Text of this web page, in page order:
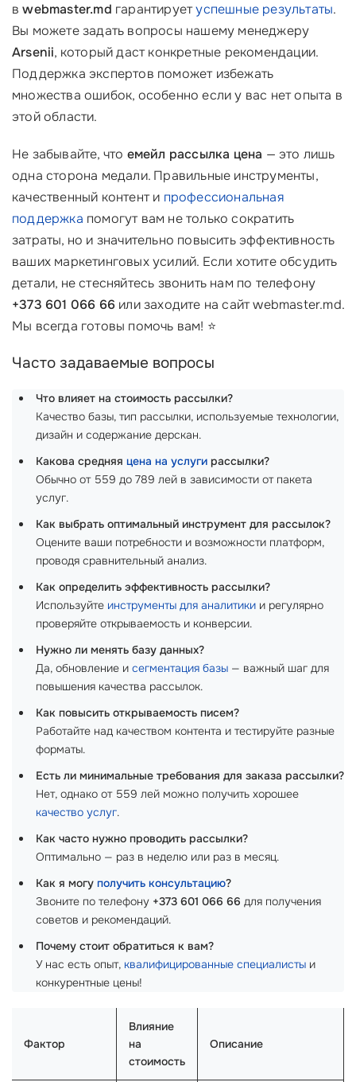
вwebmaster.md гарантируетуспешные результаты.
Вы можете задать вопросы нашему менеджеру
Arsenii, который даст конкретные рекомендации.
Поддержка экспертов поможет избежать
множества ошибок, особенно если у вас нет опыта в
этой области.
Не забывайте, что емейл рассылка цена — это лишь
одна сторона медали. Правильные инструменты,
качественный контент и профессиональная
поддержка помогут вам не только сократить
затраты, но и значительно повысить эффективность
ваших маркетинговых усилий. Если хотите обсудить
детали, не стесняйтесь звонить нам по телефону
+373 601 066 66 или заходите на сайт webmaster.md.
Мы всегда готовы помочь вам! ⭐
Часто задаваемые вопросы
Что влияет на стоимость рассылки?
Качество базы, тип рассылки, используемые технологии,
дизайн и содержание дерскан.
Какова средняя цена на услуги рассылки?
Обычно от 559 до 789 лей в зависимости от пакета
услуг.
Как выбрать оптимальный инструмент для рассылок?
Оцените ваши потребности и возможности платформ,
проводя сравнительный анализ.
Как определить эффективность рассылки?
Используйте инструменты для аналитики и регулярно
проверяйте открываемость и конверсии.
Нужно ли менять базу данных?
Да, обновление и сегментация базы — важный шаг для
повышения качества рассылок.
Как повысить открываемость писем?
Работайте над качеством контента и тестируйте разные
форматы.
Есть ли минимальные требования для заказа рассылки?
Нет, однако от 559 лей можно получить хорошее
качество услуг.
Как часто нужно проводить рассылки?
Оптимально — раз в неделю или раз в месяц.
Как я могу получить консультацию?
Звоните по телефону +373 601 066 66 для получения
советов и рекомендаций.
Почему стоит обратиться к вам?
У нас есть опыт, квалифицированные специалисты и
конкурентные цены!
Фактор
Влияние
на
стоимость
Описание